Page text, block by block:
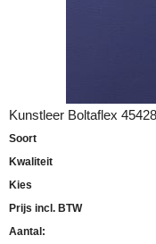
Kunstleer Boltaflex
Soort
Kwaliteit
Kies
Prijs incl. BTW
Aantal: